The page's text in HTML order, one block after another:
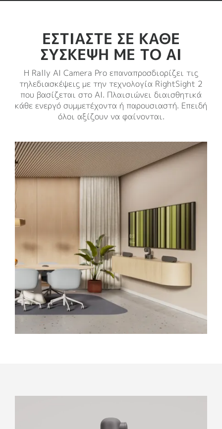
ΕΣΤΙΆΣΤΕ ΣΕ ΚΆΘΕ
ΣΎΣΚΕΨΗ ΜΕ ΤΟ AI
Η Rally AI Camera Pro επαναπροσδιορίζει τις
τηλεδιασκέψεις με την τεχνολογία RightSight 2
που βασίζεται στο AI. Πλαισιώνει διαισθητικά
κάθε ενεργό συμμετέχοντα ή παρουσιαστή. Επειδή
όλοι αξίζουν να φαίνονται.